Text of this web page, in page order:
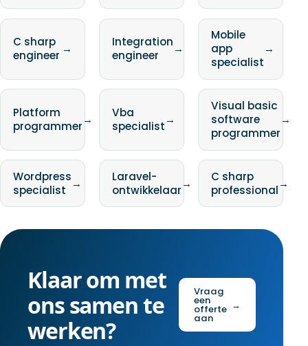
C sharp
engineer →
Integration
engineer
→
Mobile
app
specialist
→
Platform
programmer→
Vba
specialist→
Visual basic
software
programmer
→
Wordpress
specialist →
Laravel-
ontwikkelaar→
C sharp
professional→
Klaar om met
ons samen te
werken?
Vraag
een
offerte
aan
→